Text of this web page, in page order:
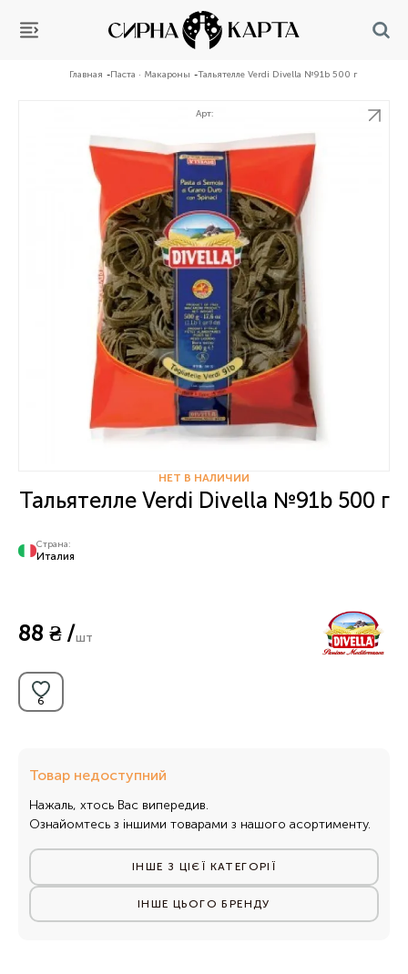
Главная Паста · Макароны Тальятелле Verdi Divella №91b 500 г
Арт:
НЕТ В НАЛИЧИИ
Тальятелле Verdi Divella №91b 500 г
Страна:
Италия
88 ₴ /шт
Товар недоступний
Нажаль, хтось Вас випередив.
Ознайомтесь з іншими товарами з нашого асортименту.
ІНШЕ З ЦІЄЇ КАТЕГОРІЇ
ІНШЕ ЦЬОГО БРЕНДУ